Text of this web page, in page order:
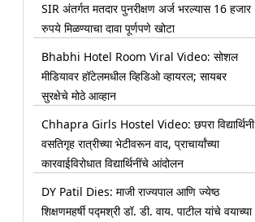
SIR अंतर्गत मतदार पुनरीक्षण अर्ज भरल्यास 16 हजार
रुपये मिळण्याचा दावा पूर्णपणे खोटा
Bhabhi Hotel Room Viral Video: सोशल
मीडियावर हॉटेलमधील व्हिडिओ व्हायरल; सायबर
सुरक्षेचे मोठे आव्हान
Chhapra Girls Hostel Video: छपरा विद्यार्थिनी
वसतिगृह रात्रीच्या भेटीवरून वाद, प्राचार्यांच्या
कारवाईविरोधात विद्यार्थिनींचे आंदोलन
DY Patil Dies: माजी राज्यपाल आणि ज्येष्ठ
शिक्षणमहर्षी पद्मश्री डॉ. डी. वाय. पाटील यांचे वयाच्या